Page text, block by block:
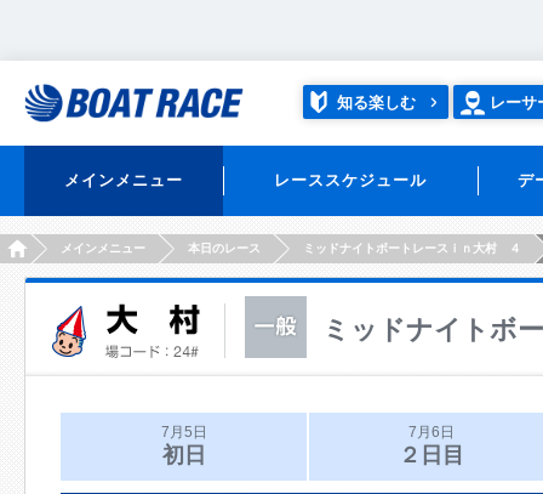
知る楽しむ レーサ
メインメニュー レーススケジュール デ
HOMEメインメニュー 本日のレース ミッドナイトボートレースｉｎ大村 ４
ミッドナイトボ
7月5日
初日
7月6日
２日目